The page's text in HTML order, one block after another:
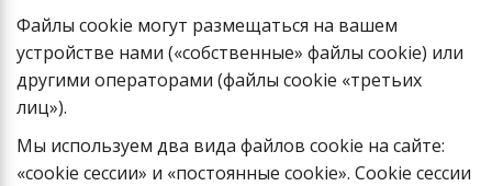
Файлы cookie могут размещаться на вашем
устройстве нами («собственные» файлы cookie) или
другими операторами (файлы cookie «третьих
лиц»).
Мы используем два вида файлов cookie на сайте:
«cookie сессии» и «постоянные cookie». Cookie сессии